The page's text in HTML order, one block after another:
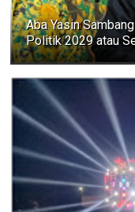
Aba Yasin
Politik 2029 atau